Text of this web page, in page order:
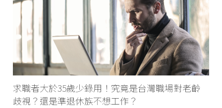
求職者大於35歲少錄用！究竟是台灣職場對老齡
歧視？還是準退休族不想工作？